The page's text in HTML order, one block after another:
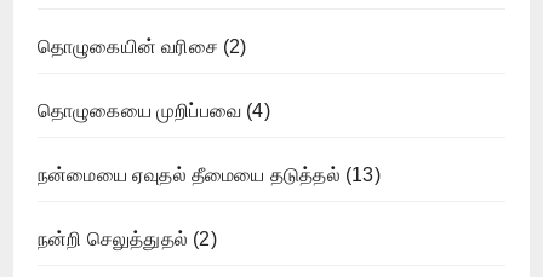
தொழுகையின் வரிசை (2)
தொழுகையை முறிப்பவை (4)
நன்மையை ஏவுதல் தீமையை தடுத்தல் (13)
நன்றி செலுத்துதல் (2)